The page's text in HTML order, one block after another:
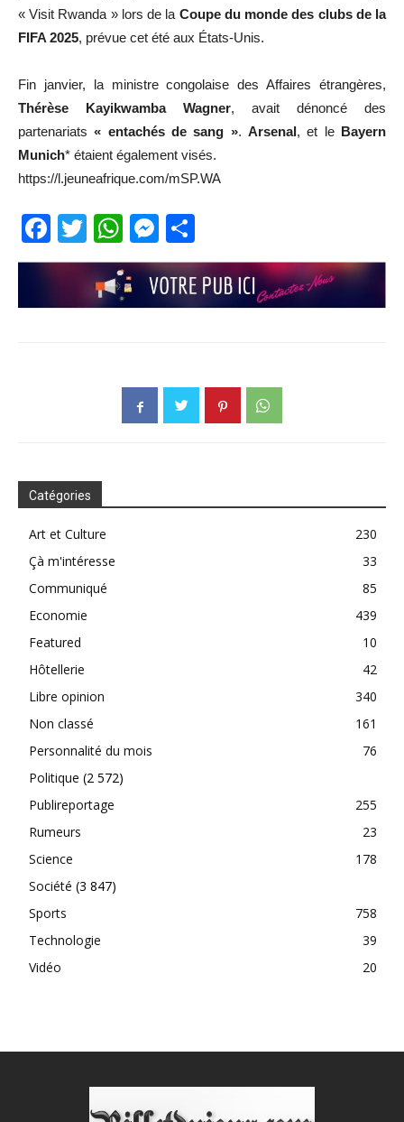
« Visit Rwanda » lors de la Coupe du monde des clubs de la
FIFA 2025, prévue cet été aux États-Unis.
Fin janvier, la ministre congolaise des Affaires étrangères,
Thérèse Kayikwamba Wagner, avait dénoncé des
partenariats« entachés de sang ».Arsenal, et le Bayern
Munich* étaient également visés.
https://l.jeuneafrique.com/mSP.WA
Facebook
TwitterWhatsApp
Messenger
Catégories
Art et Culture
230
Çà m'intéresse
33
Communiqué
85
Economie
439
Featured
10
Hôtellerie
42
Libre opinion
340
Non classé
161
Personnalité du mois
76
Politique (2 572)
Publireportage
255
Rumeurs
23
Science
178
Société (3 847)
Sports
758
Technologie
39
Vidéo
20